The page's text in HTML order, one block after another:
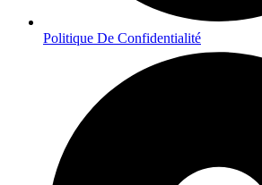
Politique De Confidentialité